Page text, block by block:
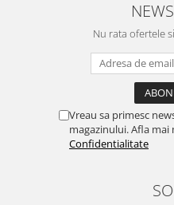
Nu rata ofertele
Vreau sa primesc
magazinului. Afla mai
Confidentialitate